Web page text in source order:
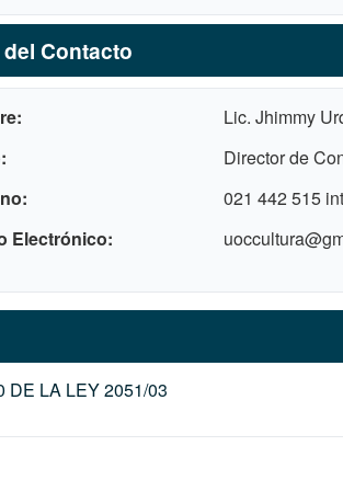
Contacto
Lic. Jhimmy
Director de
021 442 515
Electrónico
DE LA LEY 2051/03